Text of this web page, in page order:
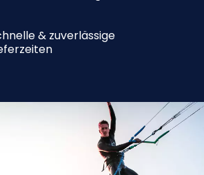
& zuverlässige